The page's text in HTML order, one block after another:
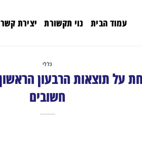
עמוד הבית נוי תקשורת יצירת קשר
כללי
חשובים